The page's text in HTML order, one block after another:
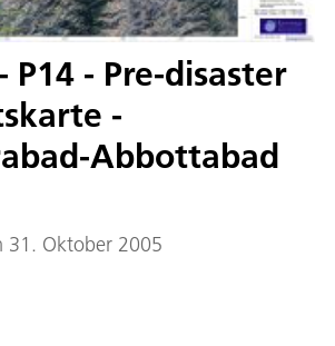
P14 - Pre-disaster
-
Abbottabad
31. Oktober 2005